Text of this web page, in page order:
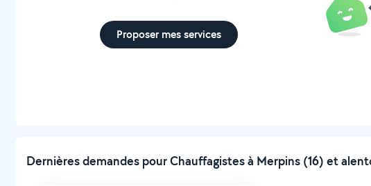
Proposer mes services
Dernières demandes pour Chauffagistes à Merpins (16) et